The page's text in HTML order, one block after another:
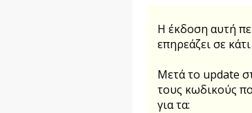
Η έκδοση αυτή
επηρεάζει σε
Μετά το update
τους κωδικούς
για τα: